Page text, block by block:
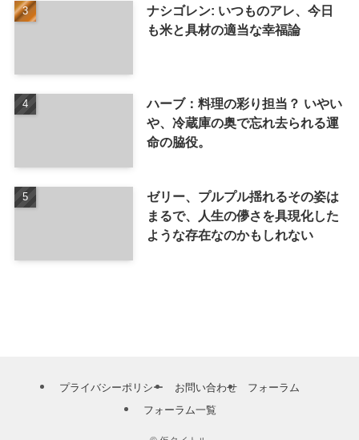
ナシゴレン: いつものアレ、今日
も米と具材の適当な幸福論
ハーブ：料理の彩り担当？ いやい
や、冷蔵庫の奥で忘れ去られる運
命の脇役。
ゼリー、プルプル揺れるその姿は
まるで、人生の儚さを具現化した
ような存在なのかもしれない
プライバシーポリシー お問い合わせ
フォーラム
フォーラム一覧